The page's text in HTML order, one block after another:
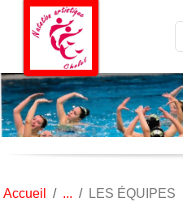
Accueil LES ÉQUIPES
Panneau de gestion des cookies